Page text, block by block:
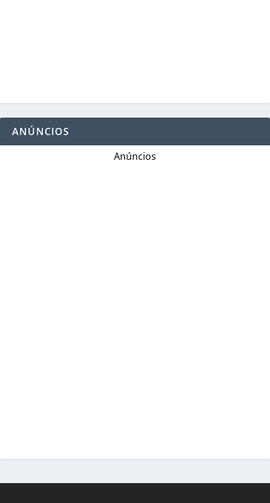
ANÚNCIOS
Anúncios